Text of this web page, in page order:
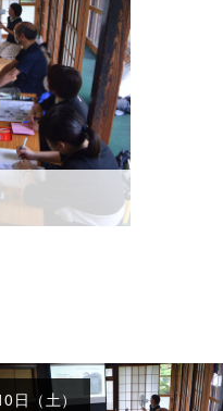
日（土）